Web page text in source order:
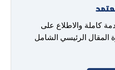
كاملة والاطلاع على
المقال الرئيسي الشامل